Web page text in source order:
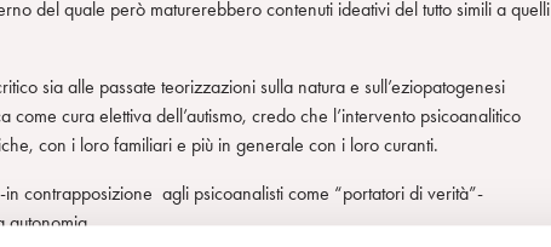
del quale però maturerebbero contenuti ideativi del tutto simili a quelli
sia alle passate teorizzazioni sulla natura e sull’eziopatogenesi
cura elettiva dell’autismo, credo che l’intervento psicoanalitico
con i loro familiari e più in generale con i loro curanti.
contrapposizione agli psicoanalisti come “portatori di verità”-
autonomia.